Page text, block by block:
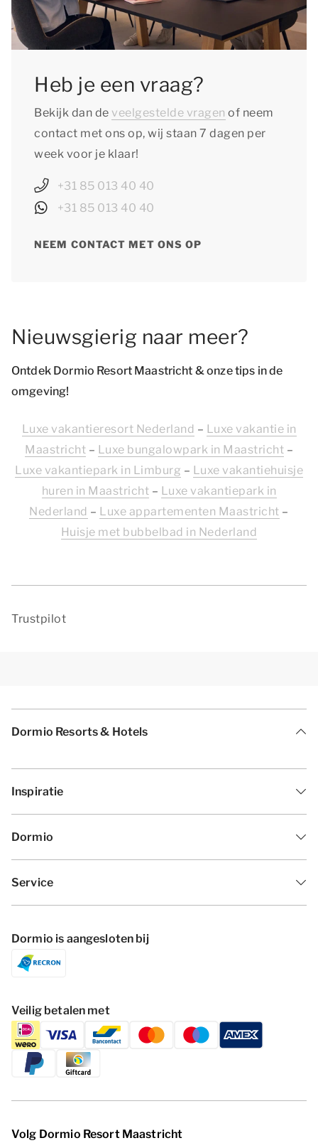
Heb je een vraag?
Bekijk dan de veelgestelde vragen of neem
contact met ons op, wij staan 7 dagen per
week voor je klaar!
+31 85 013 40 40
+31 85 013 40 40
NEEM CONTACT MET ONS OP
Nieuwsgierig naar meer?
Ontdek Dormio Resort Maastricht & onze tips in de
omgeving!
Luxe vakantieresort Nederland – Luxe vakantie in
Maastricht – Luxe bungalowpark in Maastricht –
Luxe vakantiepark in Limburg – Luxe vakantiehuisje
huren in Maastricht – Luxe vakantiepark in
Nederland – Luxe appartementen Maastricht –
Huisje met bubbelbad in Nederland
Trustpilot
Dormio Resorts & Hotels
Inspiratie
Dormio
Service
Dormio is aangesloten bij
Veilig betalen met
Volg Dormio Resort Maastricht